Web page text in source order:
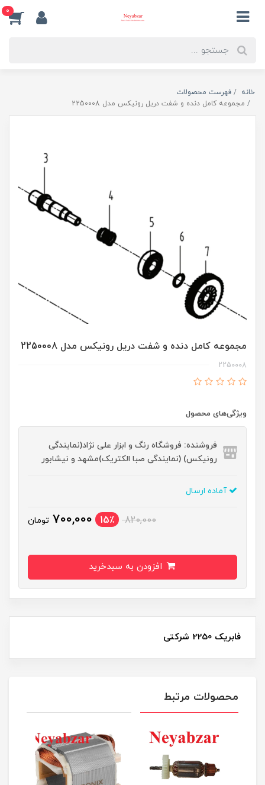
0
خانه
فهرست محصولات
مجموعه کامل دنده و شفت دریل رونیکس مدل 2250008
مجموعه کامل دنده و شفت دریل رونیکس مدل 2250008
2250008
ویژگی‌های محصول
فروشنده: فروشگاه رنگ و ابزار علی نژاد(نمایندگی
رونیکس) (نمایندگی صبا الکتریک)مشهد و نیشابور
آماده ارسال
820,000 15٪ 700,000 تومان
فابریک 2250 شرکتی
محصولات مرتبط